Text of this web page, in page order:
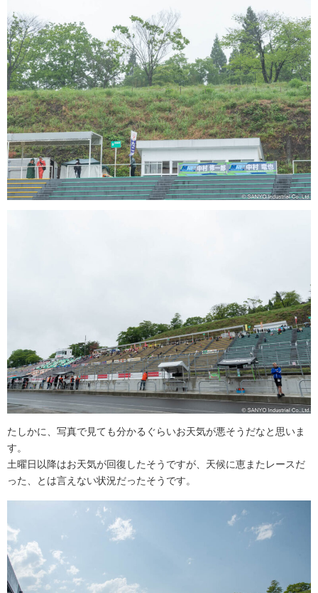
たしかに、写真で見ても分かるぐらいお天気が悪そうだなと思いま
す。
土曜日以降はお天気が回復したそうですが、天候に恵またレースだ
った、とは言えない状況だったそうです。